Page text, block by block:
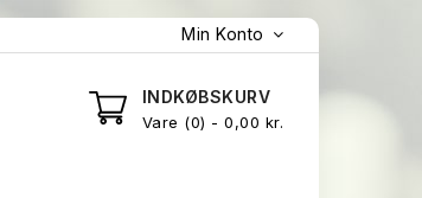
Min Konto
INDKØBSKURV
Vare 0 - 0,00 kr.